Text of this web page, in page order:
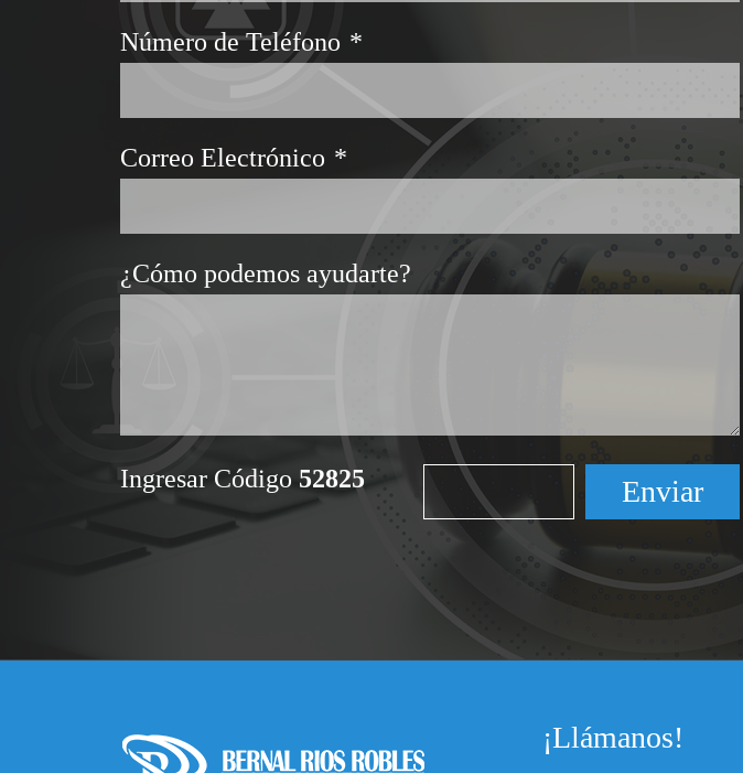
*
Número de Teléfono
*
Correo Electrónico
¿Cómo podemos ayudarte?
Ingresar Código 52825
¡Llámanos!